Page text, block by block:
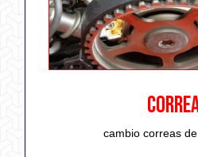
cambio correas